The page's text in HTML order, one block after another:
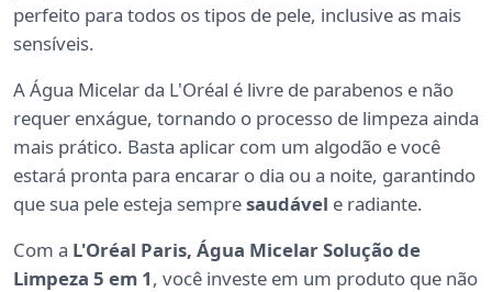
perfeito para todos os tipos de pele, inclusive as mais
sensíveis.
A Água Micelar da L'Oréal é livre de parabenos e não
requer enxágue, tornando o processo de limpeza ainda
mais prático. Basta aplicar com um algodão e você
estará pronta para encarar o dia ou a noite, garantindo
que sua pele esteja sempresaudável e radiante.
Com a L'Oréal Paris, Água Micelar Solução de
Limpeza 5 em 1, você investe em um produto que não